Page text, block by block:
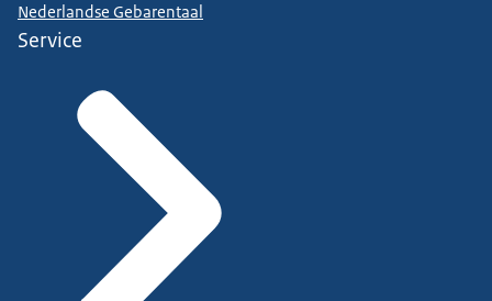
Nederlandse Gebarentaal
Service